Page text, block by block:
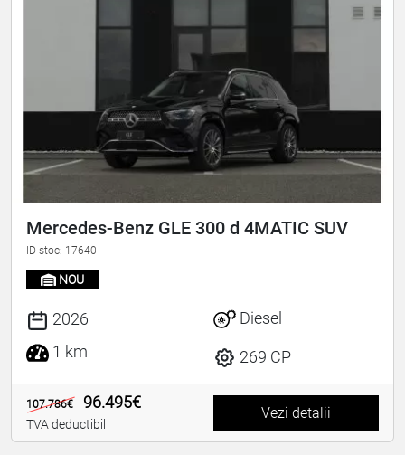
Mercedes-Benz GLE 300 d 4MATIC SUV
ID stoc: 17640
NOU
2026
1 km
Diesel
269 CP
107.786€ 96.495€
TVA deductibil
Vezi detalii